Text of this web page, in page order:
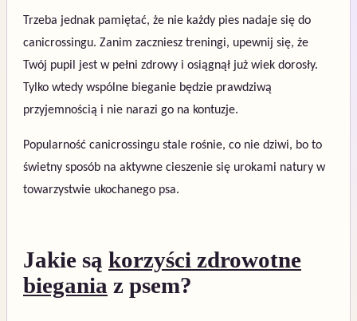
Trzeba jednak pamiętać, że nie każdy pies nadaje się do
canicrossingu. Zanim zaczniesz treningi, upewnij się, że
Twój pupil jest w pełni zdrowy i osiągnął już wiek dorosły.
Tylko wtedy wspólne bieganie będzie prawdziwą
przyjemnością i nie narazi go na kontuzje.
Popularność canicrossingu stale rośnie, co nie dziwi, bo to
świetny sposób na aktywne cieszenie się urokami natury w
towarzystwie ukochanego psa.
Jakie są korzyści zdrowotne
biegania z psem?